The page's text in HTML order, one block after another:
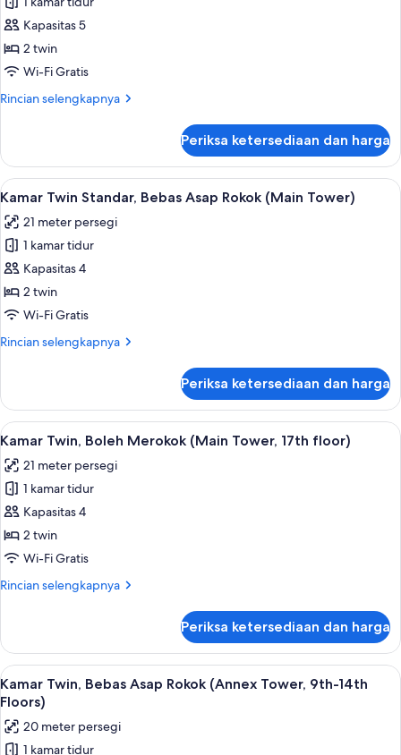
37th
floor)
Kamar
Twin,
Bebas
Asap
Rokok,
Tower,
w/ExtraBed,18-
26th
floors)
Kapasitas 5
2 twin
Wi-Fi Gratis
Rincian selengkapnya
Rincian
Kamar
Twin,
Bebas
Rokok,
sudut
(Main
Tower,
w/ExtraBed,18-
26th
floors)
Periksa ketersediaan dan harga
Lihat
semua
foto
untuk
Kamar
Twin
Standar,
Asap
Tower)
Kamar Twin Standar, Bebas Asap
9
Kamar Twin Standar, Bebas Asap Rokok (Main Tower)
21 meter persegi
1 kamar tidur
Kapasitas 4
2 twin
Wi-Fi Gratis
Rincian selengkapnya
Rincian
Kamar
Twin
Standar,
Asap
Rokok
(Main
Tower)
Periksa ketersediaan dan harga
Lihat
semua
foto
untuk
Kamar
Twin,
Boleh
(Main
floor)
Brankas, ruang kerja ramah laptop,
9
Kamar Twin, Boleh Merokok (Main Tower, 17th floor)
21 meter persegi
1 kamar tidur
Kapasitas 4
2 twin
Wi-Fi Gratis
Rincian selengkapnya
Rincian
Kamar
Twin,
Boleh
Merokok
Tower,
17th
Periksa ketersediaan dan harga
Lihat
semua
foto
untuk
Kamar Twin, Bebas Asap Rokok
8
Kamar Twin, Bebas Asap Rokok (Annex Tower, 9th-14th
Floors)
20 meter persegi
1 kamar tidur